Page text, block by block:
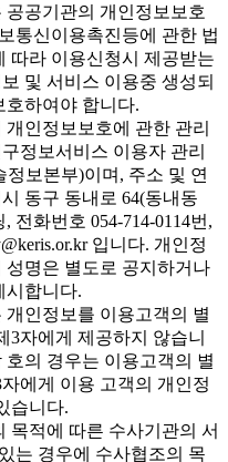
공기관의 개인정보보호
통신이용촉진등에 관한 법
따라 이용신청시 제공받는
및 서비스 이용중 생성되
호하여야 합니다.
인정보보호에 관한 관리
정보서비스 이용자 관리
정보본부)이며, 주소 및 연
동구 동내로 64(동내동
전화번호 054-714-0114번,
입니다. 개인정
성명은 별도로 공지하거나
시합니다.
인정보를 이용고객의 별
3자에게 제공하지 않습니
호의 경우는 이용고객의 별
에게 이용 고객의 개인정
습니다.
목적에 따른 수사기관의 서
는 경우에 수사협조의 목